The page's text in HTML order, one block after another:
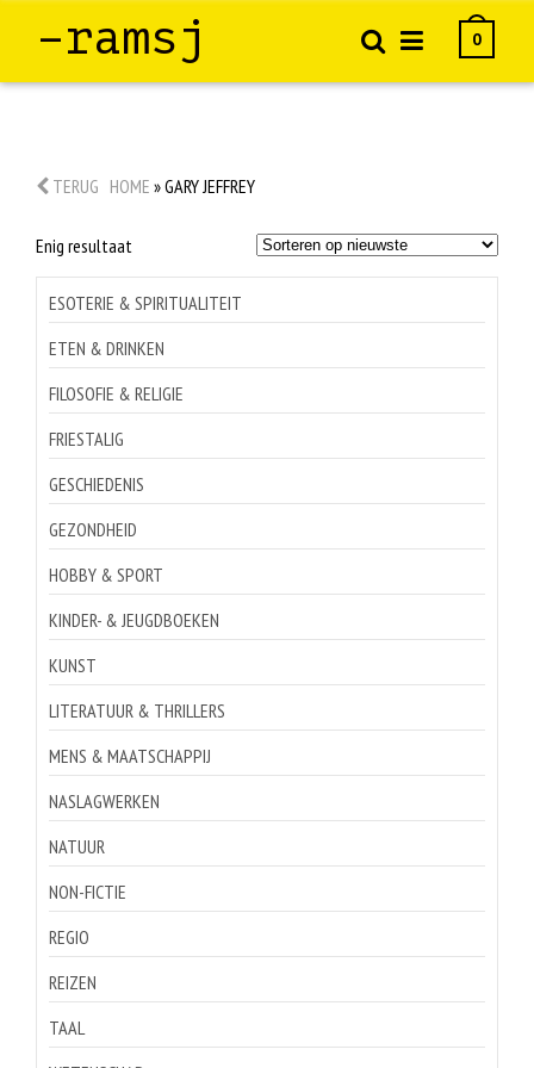
–ramsj 0
TERUG HOME »GARY JEFFREY
Enig resultaat
ESOTERIE & SPIRITUALITEIT
ETEN & DRINKEN
FILOSOFIE & RELIGIE
FRIESTALIG
GESCHIEDENIS
GEZONDHEID
HOBBY & SPORT
KINDER- & JEUGDBOEKEN
KUNST
LITERATUUR & THRILLERS
MENS & MAATSCHAPPIJ
NASLAGWERKEN
NATUUR
NON-FICTIE
REGIO
REIZEN
TAAL